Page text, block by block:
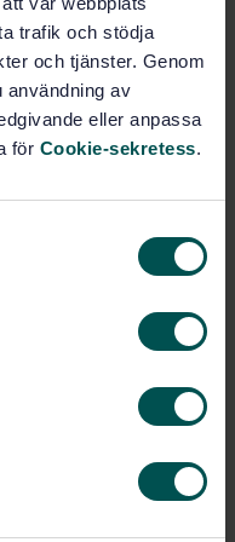
trafik och stödja
och tjänster. Genom
användning av
eller anpassa
för Cookie-sekretess.
- Läs mer
645 SEK
Lägg i varukorgen